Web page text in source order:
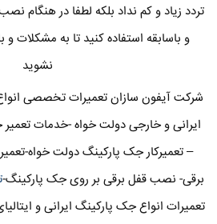
تردد زیاد و کم نداد بلکه لطفا در هنگام
و باسابقه استفاده کنید تا به مشکلات و
نشوید
شرکت آیفون سازان تعمیرات تخصصی
ایرانی و خارجی دولت خواه -خدمات
– تعمیرکار جک پارکینگ دولت خواه-
برقی- نصب قفل برقی بر روی جک پارکینگ-
تعمیرات انواع جک پارکینگ ایرانی و